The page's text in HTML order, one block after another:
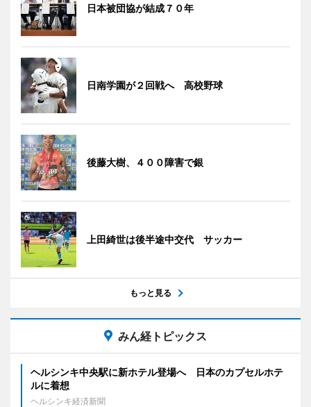
日本被団協が結成７０年
日南学園が２回戦へ 高校野球
後藤大樹、４００障害で銀
上田綺世は後半途中交代 サッカー
もっと見る
みん経トピックス
ヘルシンキ中央駅に新ホテル登場へ 日本のカプセルホテ
ルに着想
ヘルシンキ経済新聞